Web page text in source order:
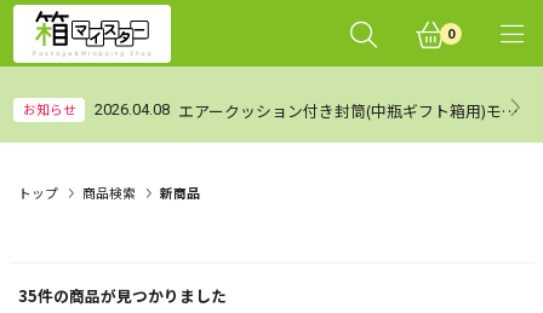
0
お知らせ 2026.04.08 エアークッション付き封筒(中瓶ギフト箱用)モニターレビュー集計結果（まとめ）
トップ 商品検索 新商品
35件の商品が見つかりました